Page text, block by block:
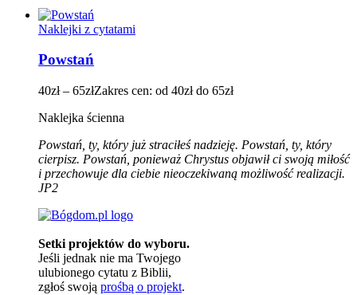
Naklejki z cytatami
Powstań
40zł – 65złZakres cen: od 40zł do 65zł
Naklejka ścienna
Powstań, ty, który już straciłeś nadzieję. Powstań, ty, który
cierpisz. Powstań, ponieważ Chrystus objawił ci swoją miłość
i przechowuje dla ciebie nieoczekiwaną możliwość realizacji.
JP2
Setki projektów do wyboru.
Jeśli jednak nie ma Twojego
ulubionego cytatu z Biblii,
zgłoś swoją prośbą o projekt.